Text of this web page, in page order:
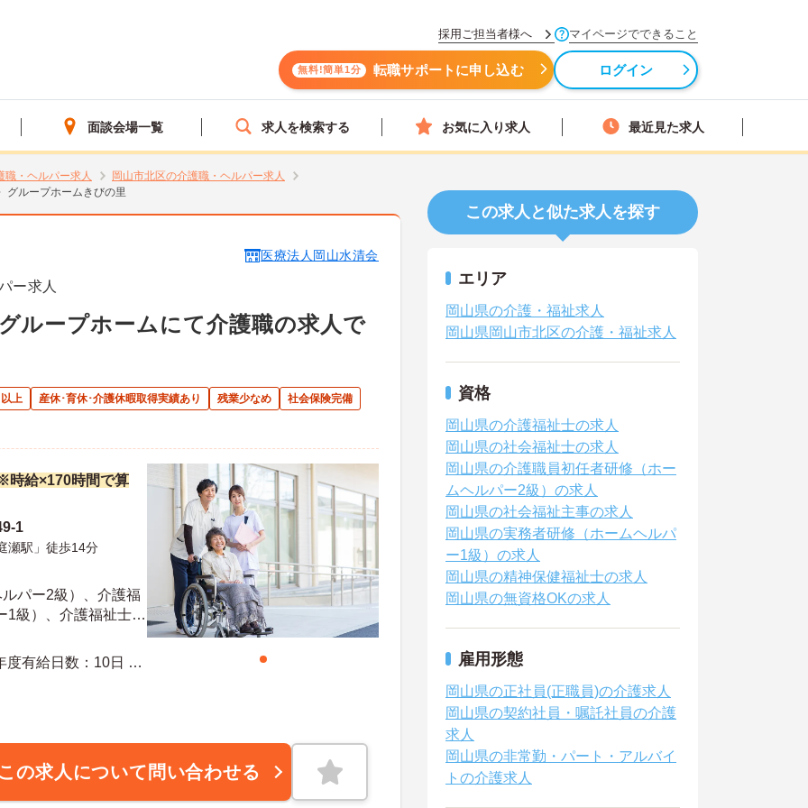
採用ご担当者様へ マイページでできること
無料!簡単1分 転職サポートに申し込む ログイン
面談会場一覧 求人を検索する お気に入り求人 最近見た求人
職・ヘルパー求人
岡山市北区の介護職・ヘルパー求人
グループホームきびの里
医療法人岡山水清会
ー求人
ループホームにて介護職の求人で
上 産休･育休･介護休暇取得実績あり 残業少なめ 社会保険完備
時給×170時間で算
1
瀬駅」徒歩14分
パー2級）、介護福
1級）、介護福祉士の
談可
の求人について問い合わせる
この求人と似た求人を探す
エリア
岡山県の介護・福祉求人
岡山県岡山市北区の介護・福祉求人
資格
岡山県の介護福祉士の求人
岡山県の社会福祉士の求人
岡山県の介護職員初任者研修（ホー
ムヘルパー2級）の求人
岡山県の社会福祉主事の求人
岡山県の実務者研修（ホームヘルパ
ー1級）の求人
岡山県の精神保健福祉士の求人
岡山県の無資格OKの求人
雇用形態
岡山県の正社員(正職員)の介護求人
岡山県の契約社員・嘱託社員の介護
求人
岡山県の非常勤・パート・アルバイ
トの介護求人